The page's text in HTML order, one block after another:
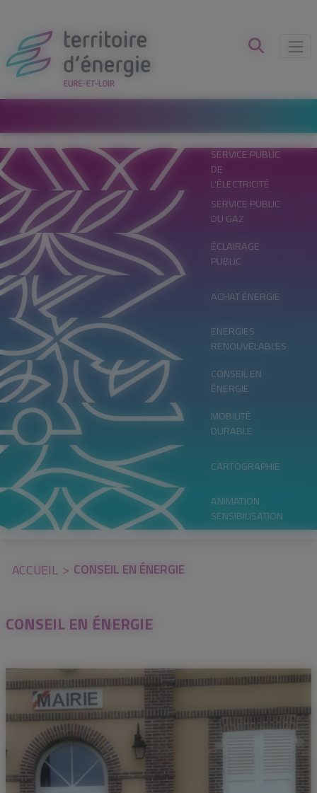
SERVICE PUBLIC
DE
L'ÉLECTRICITÉ
SERVICE PUBLIC
DU GAZ
ÉCLAIRAGE
PUBLIC
ACHAT ÉNERGIE
ENERGIES
RENOUVELABLES
CONSEIL EN
ÉNERGIE
MOBILITÉ
DURABLE
CARTOGRAPHIE
ANIMATION
SENSIBILISATION
ACCUEIL CONSEIL EN ÉNERGIE
CONSEIL EN ÉNERGIE